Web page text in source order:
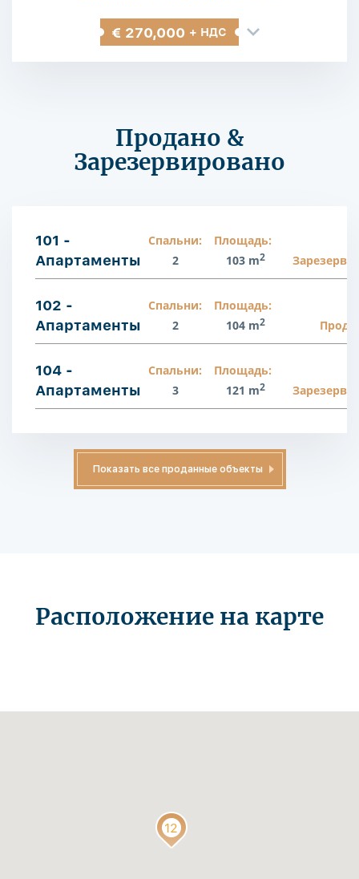
€ 270,000 + НДС
Продано &
Зарезервировано
101 -
Апартаменты
Спальни:
2
Площадь:
103 m2
102 -
Апартаменты
Спальни:
2
Площадь:
104 m2
104 -
Апартаменты
Спальни:
3
Площадь:
121 m2
Показать все проданные объекты
Расположение на карте